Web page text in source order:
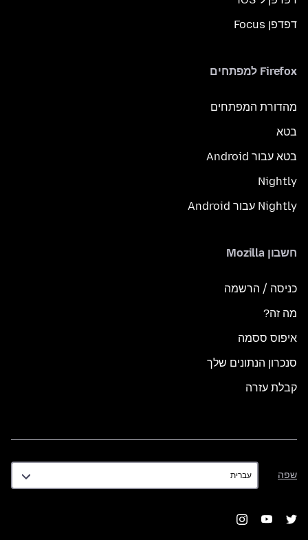
דפדפן Focus
Firefox למפתחים
מהדורת המפתחים
בטא
בטא עבור Android
Nightly
Nightly עבור Android
חשבון Mozilla
כניסה / הרשמה
מה זה?
איפוס ססמה
סנכרון הנתונים שלך
קבלת עזרה
שפה
שפה